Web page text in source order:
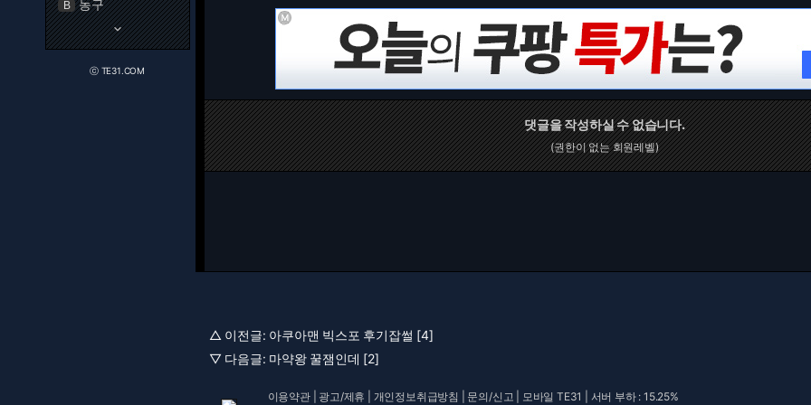
B 농구
keyboard_arrow_down
ⓒ TE31.COM
댓글을 작성하실 수 없습니다.
(권한이 없는 회원레벨)
△ 이전글: 아쿠아맨 빅스포 후기잡썰 [4]
▽ 다음글: 마약왕 꿀잼인데 [2]
이용약관| 광고/제휴 개인정보취급방침 문의/신고 모바일 TE31 | 서버 부하 : 15.25%